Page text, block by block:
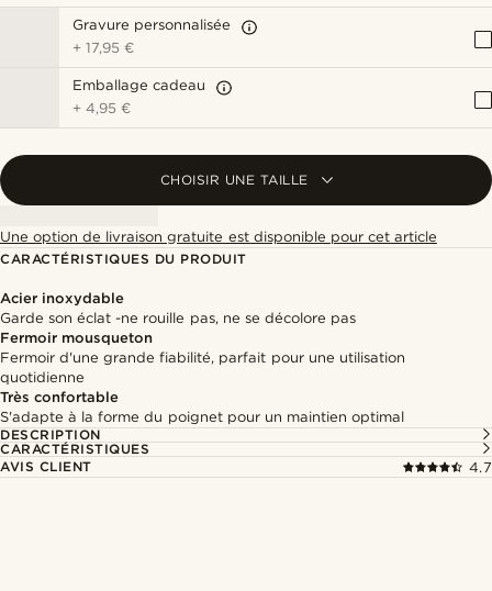
Gravure personnalisée
+17,95 €
Emballage cadeau
+4,95 €
CHOISIR UNE TAILLE
Une option de livraison gratuite est disponible pour cet article
CARACTÉRISTIQUES DU PRODUIT
Acier inoxydable
Garde son éclat -ne rouille pas, ne se décolore pas
Fermoir mousqueton
Fermoir d'une grande fiabilité, parfait pour une utilisation
quotidienne
Très confortable
S'adapte à la forme du poignet pour un maintien optimal
DESCRIPTION
CARACTÉRISTIQUES
AVIS CLIENT
4.7